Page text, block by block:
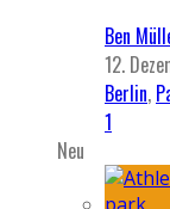
Ben
12.
Berlin,
1
Neu